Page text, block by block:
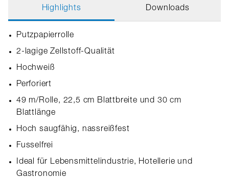
Highlights Downloads
Putzpapierrolle
2-lagige Zellstoff-Qualität
Hochweiß
Perforiert
49 m/Rolle, 22,5 cm Blattbreite und 30 cm
Blattlänge
Hoch saugfähig, nassreißfest
Fusselfrei
Ideal für Lebensmittelindustrie, Hotellerie und
Gastronomie